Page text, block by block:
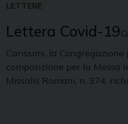
LETTERE
Lettera Covid-19
Carissimi, la
composizione per la Messa
Missalis Romani, n. 374,